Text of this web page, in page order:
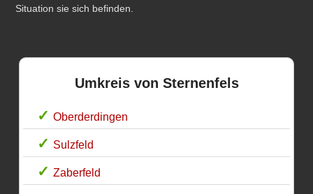
Situation sie sich befinden.
Umkreis von Sternenfels
Oberderdingen
Sulzfeld
Zaberfeld